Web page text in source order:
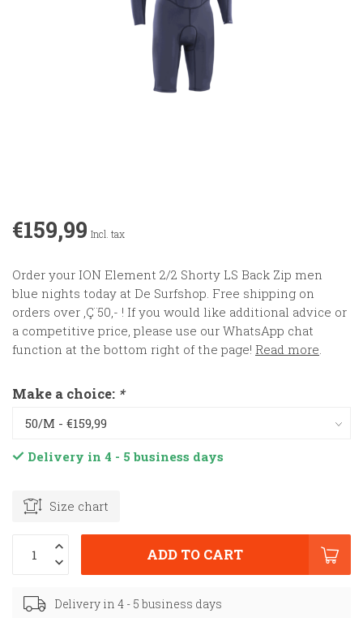
€159,99 Incl. tax
Order your ION Element 2/2 Shorty LS Back Zip men
blue nights today at De Surfshop. Free shipping on
orders over ‚Ç¨50,- ! If you would like additional advice or
a competitive price, please use our WhatsApp chat
function at the bottom right of the page! Read more.
Make a choice: *
Delivery in 4 - 5 business days
Size chart
ADD TO CART
Delivery in 4 - 5 business days